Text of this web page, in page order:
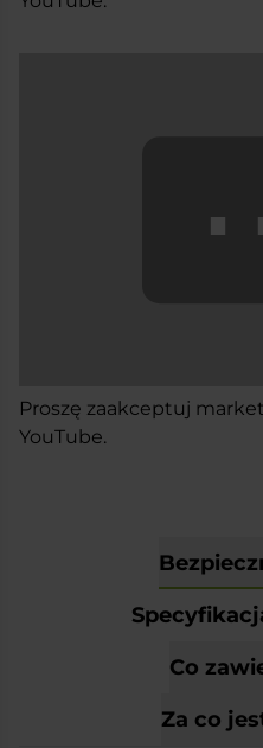
Proszę zaakceptuj
YouTube.
Co
Za co